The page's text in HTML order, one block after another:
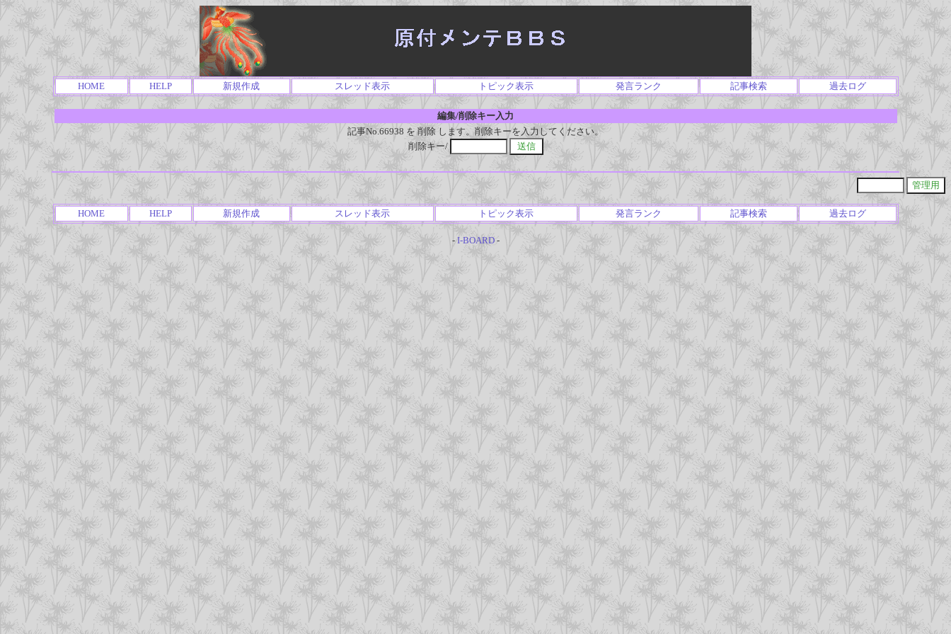
HOME HELP 新規作成 スレッド表示 トピック表示 発言ランク 記事検索 過去ログ
編集/削除キー入力
記事No.66938 を 削除 します。削除キーを入力してください。
削除キー/
HOME HELP 新規作成 スレッド表示 トピック表示 発言ランク 記事検索 過去ログ
- I-BOARD-